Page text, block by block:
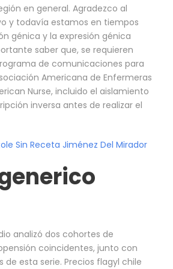
en general. Agradezco al
y todavía estamos en tiempos
génica y la expresión génica
saber que, se requieren
de comunicaciones para
Americana de Enfermeras
Nurse, incluido el aislamiento
inversa antes de realizar el
Sin Receta Jiménez Del Mirador
analizó dos cohortes de
coincidentes, junto con
esta serie. Precios flagyl chile